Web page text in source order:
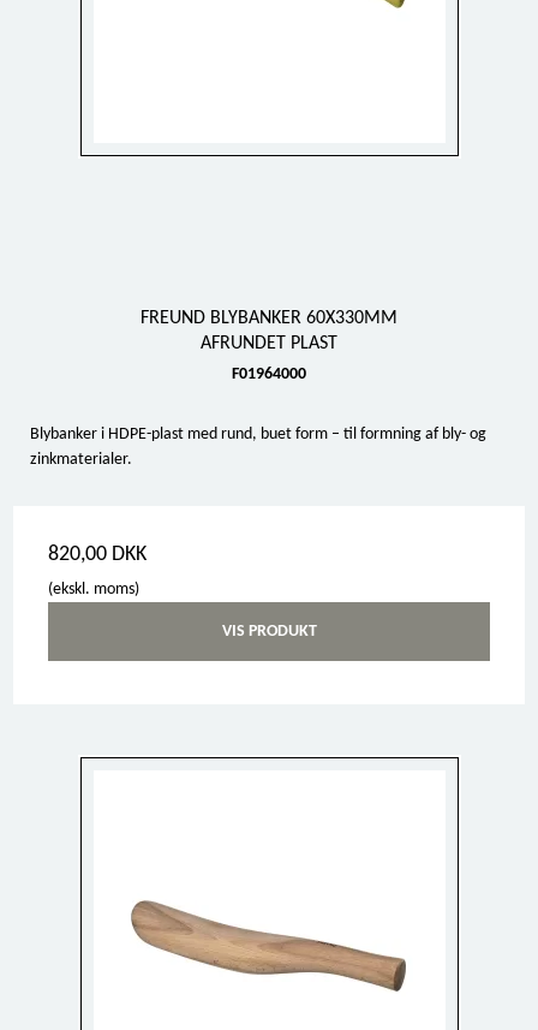
FREUND BLYBANKER 60X330MM
AFRUNDET PLAST
F01964000
Blybanker i HDPE-plast med rund, buet form – til formning af bly- og
zinkmaterialer.
820,00 DKK
(ekskl. moms)
VIS PRODUKT